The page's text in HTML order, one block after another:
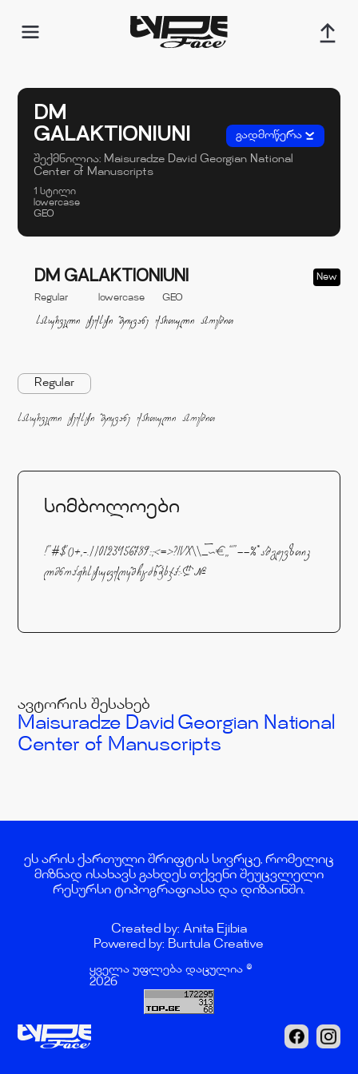
DM
GALAKTIONIUNI
გადმოწერა
შექმნილია: Maisuradze David Georgian National
Center of Manuscripts
1 სტილი
lowercase
GEO
DM GALAKTIONIUNI New
Regular lowercase GEO
Regular
სასურველი ტექსტი შეიყვანე ქართული ასოებით
სიმბოლოები
!"#$'()+,-.//0123456789:;<=>?IVX\\_`~€„“”–—%*აბგდევზთიკ
ლმნოპჟრსტუფქღყშჩცძწჭხჯჰ჻₾№
ავტორის შესახებ
Maisuradze David Georgian National
Center of Manuscripts
ეს არის ქართული შრიფტის სივრცე, რომელიც
მიზნად ისახავს გახდეს თქვენი შეუცვლელი
რესურსი ტიპოგრაფიასა და დიზაინში.
Created by: Anita Ejibia
Powered by: Burtula Creative
ყველა უფლება დაცულია ©
2026